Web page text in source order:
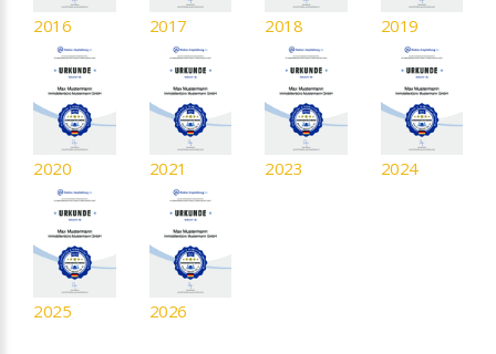
2016 2017 2018 2019
2020 2021 2023 2024
2025 2026